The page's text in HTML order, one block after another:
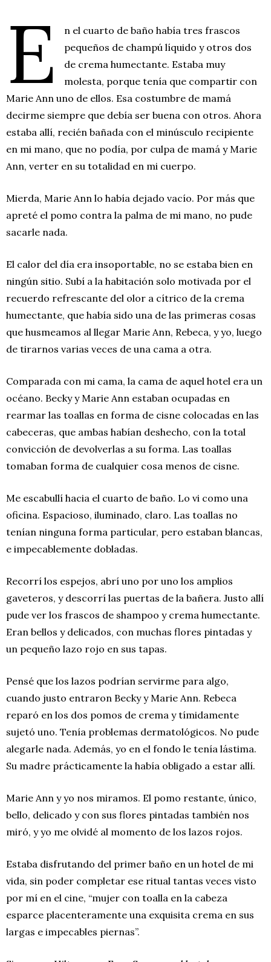
E
n el cuarto de baño había tres frascos
pequeños de champú líquido y otros dos
de crema humectante. Estaba muy
molesta, porque tenía que compartir con
Marie Ann uno de ellos. Esa costumbre de mamá
decirme siempre que debía ser buena con otros. Ahora
estaba allí, recién bañada con el minúsculo recipiente
en mi mano, que no podía, por culpa de mamá y Marie
Ann, verter en su totalidad en mi cuerpo.
Mierda, Marie Ann lo había dejado vacío. Por más que
apreté el pomo contra la palma de mi mano, no pude
sacarle nada.
El calor del día era insoportable, no se estaba bien en
ningún sitio. Subí a la habitación solo motivada por el
recuerdo refrescante del olor a cítrico de la crema
humectante, que había sido una de las primeras cosas
que husmeamos al llegar Marie Ann, Rebeca, y yo, luego
de tirarnos varias veces de una cama a otra.
Comparada con mi cama, la cama de aquel hotel era un
océano. Becky y Marie Ann estaban ocupadas en
rearmar las toallas en forma de cisne colocadas en las
cabeceras, que ambas habían deshecho, con la total
convicción de devolverlas a su forma. Las toallas
tomaban forma de cualquier cosa menos de cisne.
Me escabullí hacia el cuarto de baño. Lo vi como una
oficina. Espacioso, iluminado, claro. Las toallas no
tenían ninguna forma particular, pero estaban blancas,
e impecablemente dobladas.
Recorrí los espejos, abrí uno por uno los amplios
gaveteros, y descorrí las puertas de la bañera. Justo allí
pude ver los frascos de shampoo y crema humectante.
Eran bellos y delicados, con muchas flores pintadas y
un pequeño lazo rojo en sus tapas.
Pensé que los lazos podrían servirme para algo,
cuando justo entraron Becky y Marie Ann. Rebeca
reparó en los dos pomos de crema y tímidamente
sujetó uno. Tenía problemas dermatológicos. No pude
alegarle nada. Además, yo en el fondo le tenía lástima.
Su madre prácticamente la había obligado a estar allí.
Marie Ann y yo nos miramos. El pomo restante, único,
bello, delicado y con sus flores pintadas también nos
miró, y yo me olvidé al momento de los lazos rojos.
Estaba disfrutando del primer baño en un hotel de mi
vida, sin poder completar ese ritual tantas veces visto
por mí en el cine, “mujer con toalla en la cabeza
esparce placenteramente una exquisita crema en sus
largas e impecables piernas”.